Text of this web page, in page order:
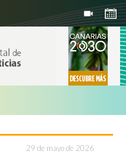
29 de mayo de 2026